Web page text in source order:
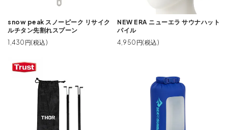
snow peak スノーピーク リサイク
ルチタン先割れスプーン
1,430円(税込)
NEW ERA ニューエラ サウナハット
パイル
4,950円(税込)